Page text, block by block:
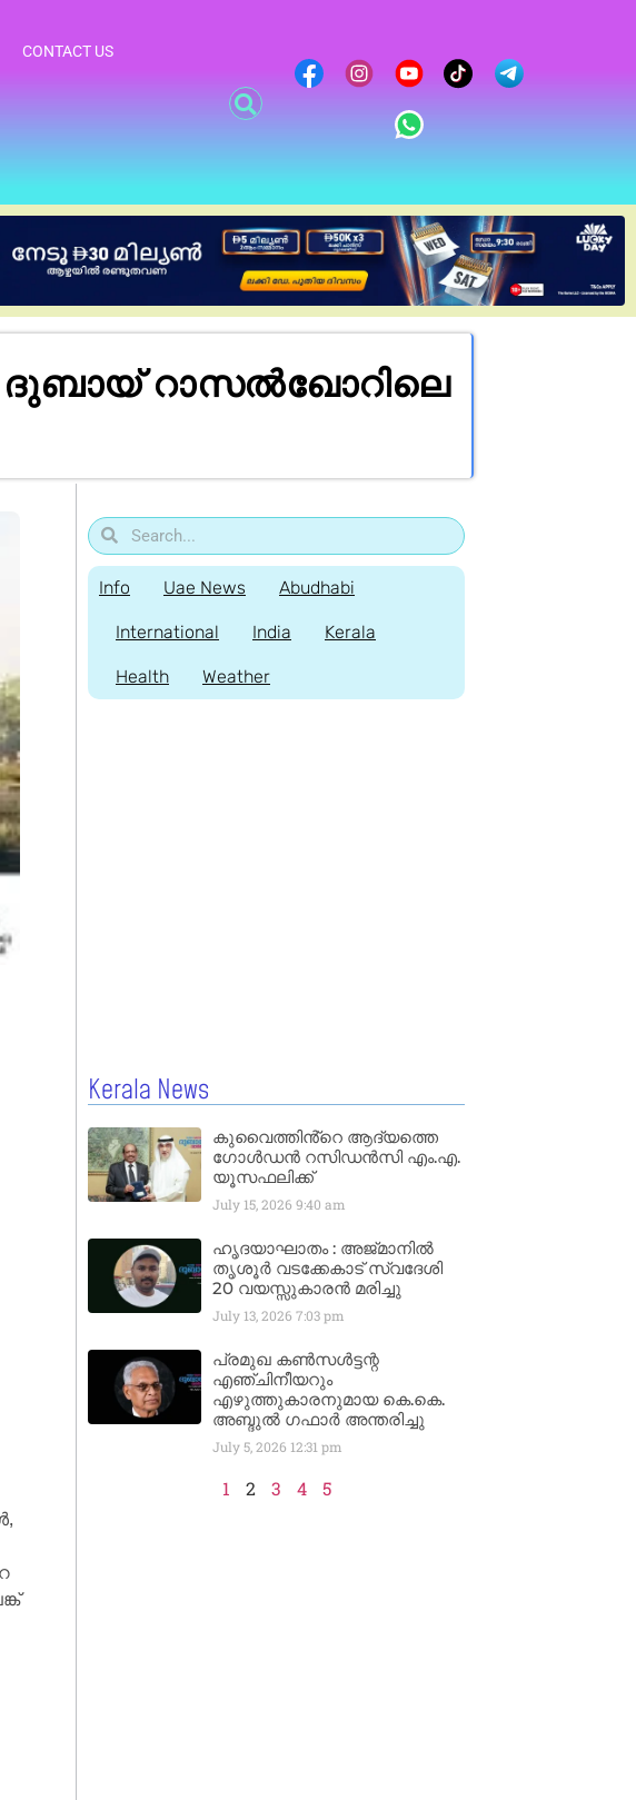
CONTACT US
ദുബായ് റാസൽഖോറിലെ
Info Uae News Abudhabi
International India Kerala
Health Weather
Kerala News
കുവൈത്തിൻ്റെ ആദ്യത്തെ
ഗോൾഡൻ റസിഡൻസി എം.എ.
യൂസഫലിക്ക്
July 15, 2026 9:40 am
ഹൃദയാഘാതം : അജ്​മാനിൽ
തൃശൂർ വടക്കേകാട് സ്വദേശി
20 വയസ്സുകാരൻ മരിച്ചു
July 13, 2026 7:03 pm
പ്രമുഖ കൺസൾട്ടന്റ
എഞ്ചിനീയറും
എഴുത്തുകാരനുമായ കെ.കെ.
അബ്ദുൽ ഗഫാർ അന്തരിച്ചു
July 5, 2026 12:31 pm
1 2 3 4 5